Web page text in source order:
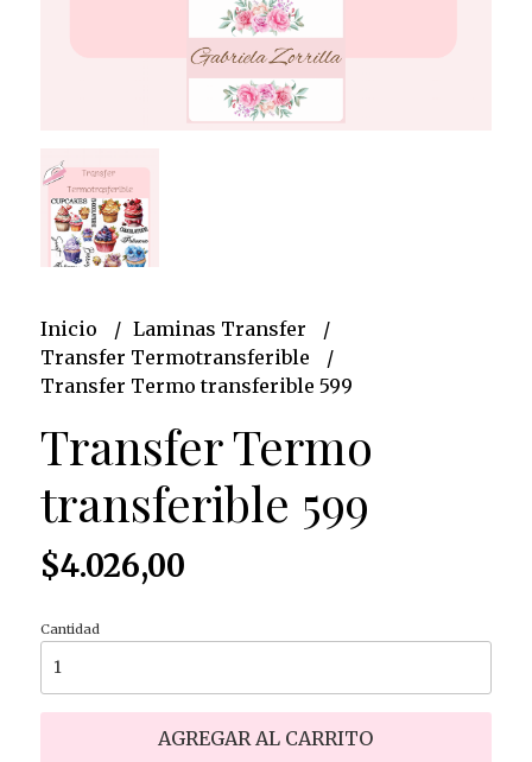
Inicio
Laminas Transfer
Transfer Termotransferible
Transfer Termo transferible 599
Transfer Termo
transferible 599
$4.026,00
Cantidad
AGREGAR AL CARRITO